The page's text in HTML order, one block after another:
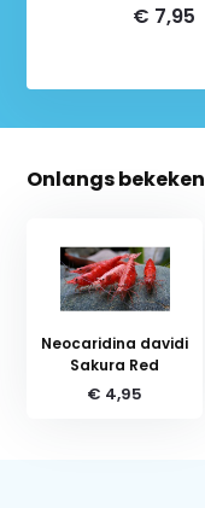
€ 7,95
Onlangs bekeken
Neocaridina davidi
Sakura Red
€ 4,95